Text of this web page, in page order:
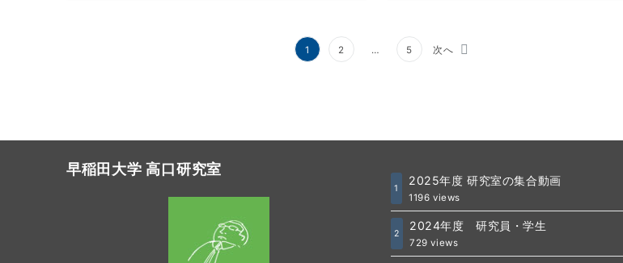
ー
1 2 … 5 次へ
早稲田大学 高口研究室
1
2025年度 研究室の集合動画
1196 views
2
2024年度 研究員・学生
729 views